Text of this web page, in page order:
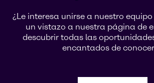
¿Le interesa unirse a nuestro equipo
un vistazo a nuestra página de
descubrir todas las
encantados de